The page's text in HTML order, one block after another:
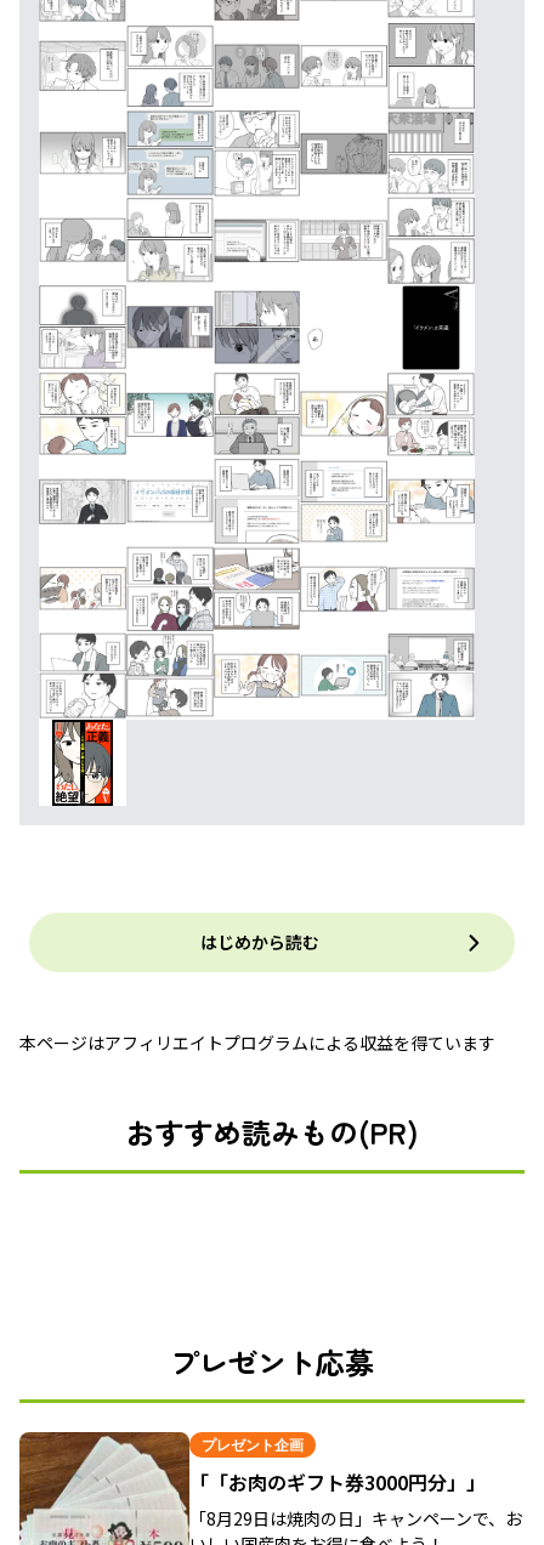
はじめから読む
本ページはアフィリエイトプログラムによる収益を得ています
おすすめ読みもの(PR)
プレゼント応募
プレゼント企画
「「お肉のギフト券3000円分」」
「8月29日は焼肉の日」キャンペーンで、お